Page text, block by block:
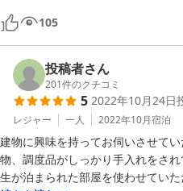
105
投稿者さん
201件のクチコミ
5 2022年10月24日
レジャー 一人 2022年10月宿泊
建物に興味を持ってお伺いさせて
物、調度品がしっかり手入れをさ
生が泊まられた部屋を使わせてい